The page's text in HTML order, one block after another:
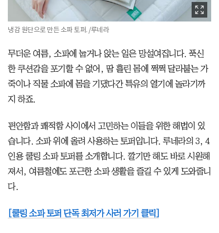
냉감 원단으로 만든 소파 토퍼. /루네라
무더운 여름, 소파에 눕거나 앉는 일은 망설여집니다. 푹신
한 쿠션감을 포기할 수 없어, 땀 흘린 몸에 쩍쩍 달라붙는 가
죽이나 직물 소파에 몸을 기댔다간 특유의 열기에 놀라기까
지 하죠.
편안함과 쾌적함 사이에서 고민하는 이들을 위한 해법이 있
습니다. 소파 위에 올려 사용하는 토퍼입니다. 루네라의 3, 4
인용 쿨링 소파 토퍼를 소개합니다. 깔기만 해도 바로 시원해
져서, 여름철에도 포근한 소파 생활을 즐길 수 있게 도와줍니
다.
[쿨링 소파 토퍼 단독 최저가 사러 가기 클릭]